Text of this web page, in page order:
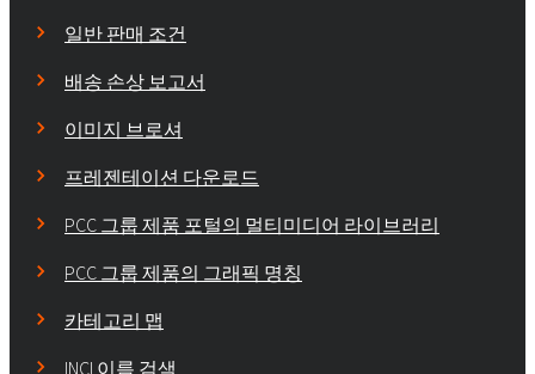
일반 판매 조건
배송 손상 보고서
이미지 브로셔
프레젠테이션 다운로드
PCC 그룹 제품 포털의 멀티미디어 라이브러리
PCC 그룹 제품의 그래픽 명칭
카테고리 맵
INCI 이름 검색